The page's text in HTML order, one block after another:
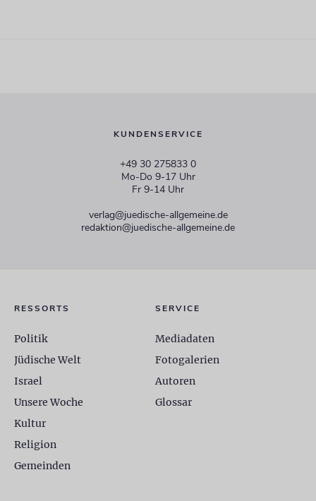
KUNDENSERVICE
+49 30 275833 0
Mo-Do 9-17 Uhr
Fr 9-14 Uhr
verlag@juedische-allgemeine.de
redaktion@juedische-allgemeine.de
RESSORTS
Politik
Jüdische Welt
Israel
Unsere Woche
Kultur
Religion
Gemeinden
SERVICE
Mediadaten
Fotogalerien
Autoren
Glossar